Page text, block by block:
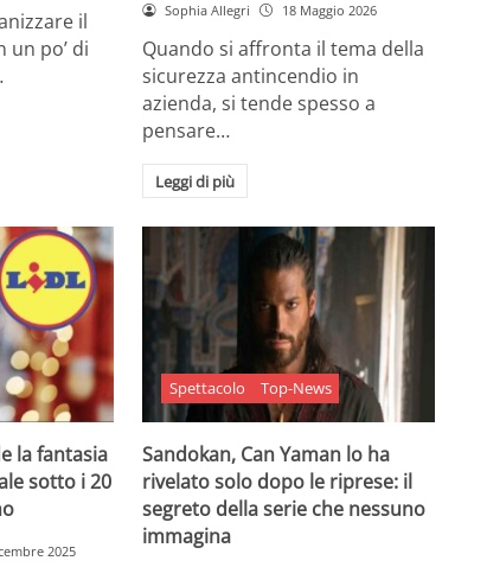
il
un po’ di
Sophia Allegri 18 Maggio 2026
Quando si affronta il tema della
sicurezza antincendio in
azienda, si tende spesso a
pensare…
Leggi di più
la fantasia
sotto i 20
2025
Spettacolo Top-News
Sandokan, Can Yaman lo ha
rivelato solo dopo le riprese: il
segreto della serie che nessuno
immagina